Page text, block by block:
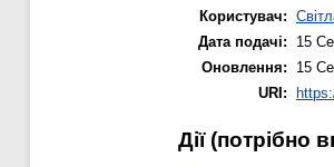
Користувач:
Дата подачі:
15
Оновлення:
15
URI:
Дії ​​(потрібно